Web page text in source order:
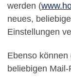
werden (
neues,
Einstellungen
Ebenso
beliebigen